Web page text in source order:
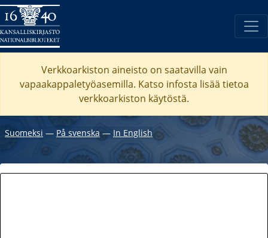
Verkkoarkiston aineisto on saatavilla vain
vapaakappaletyöasemilla. Katso infosta lisää tietoa
verkkoarkiston käytöstä.
Suomeksi ― På svenska― In English